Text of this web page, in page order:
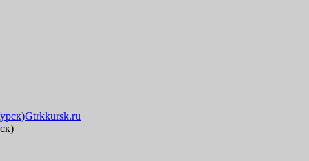
Gtrkkursk.ru